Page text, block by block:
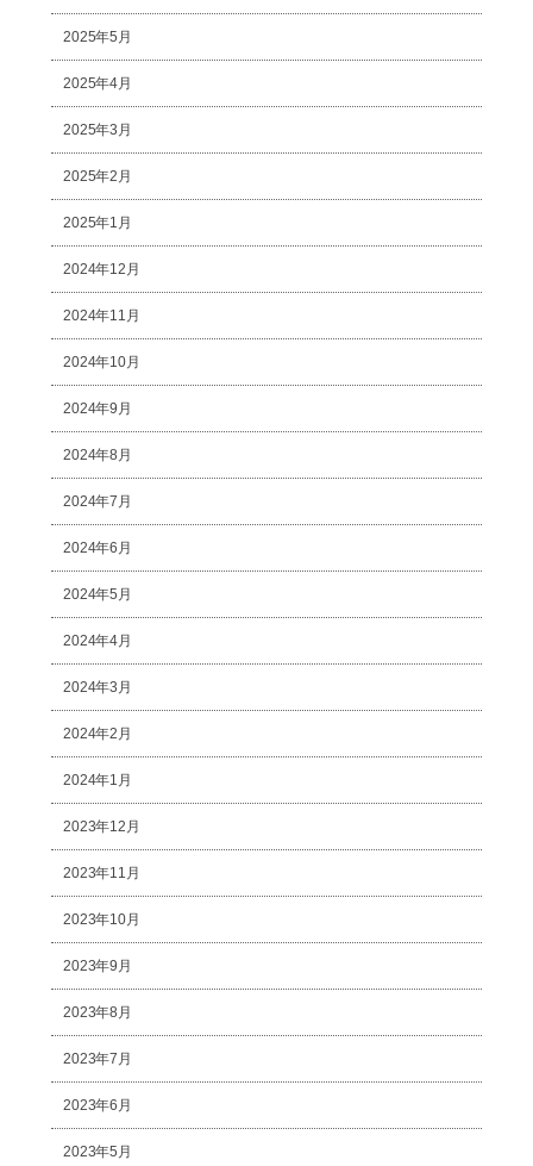
2025年5月
2025年4月
2025年3月
2025年2月
2025年1月
2024年12月
2024年11月
2024年10月
2024年9月
2024年8月
2024年7月
2024年6月
2024年5月
2024年4月
2024年3月
2024年2月
2024年1月
2023年12月
2023年11月
2023年10月
2023年9月
2023年8月
2023年7月
2023年6月
2023年5月